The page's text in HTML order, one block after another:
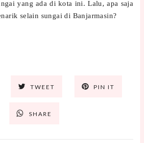
yang ada di kota ini. Lalu, apa saja
selain sungai di Banjarmasin?
TWEET PIN IT
SHARE